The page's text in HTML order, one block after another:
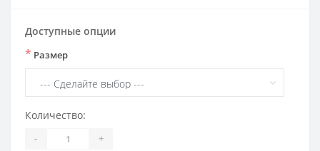
Доступные опции
* Размер
Количество:
- +